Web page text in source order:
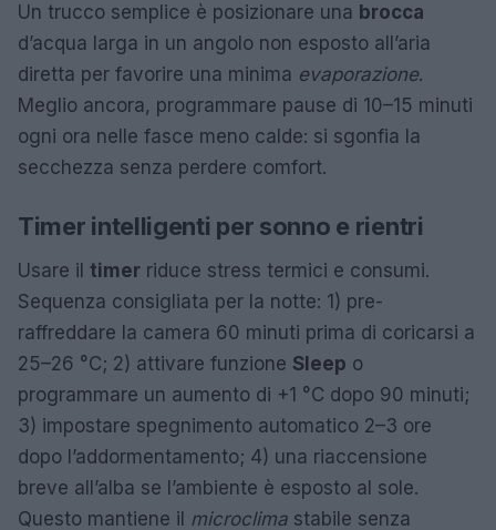
Un trucco semplice è posizionare una brocca
d’acqua larga in un angolo non esposto all’aria
diretta per favorire una minima evaporazione.
Meglio ancora, programmare pause di 10–15 minuti
ogni ora nelle fasce meno calde: si sgonfia la
secchezza senza perdere comfort.
Timer intelligenti per sonno e rientri
Usare il timer riduce stress termici e consumi.
Sequenza consigliata per la notte: 1) pre-
raffreddare la camera 60 minuti prima di coricarsi a
25–26 °C; 2) attivare funzione Sleep o
programmare un aumento di +1 °C dopo 90 minuti;
3) impostare spegnimento automatico 2–3 ore
dopo l’addormentamento; 4) una riaccensione
breve all’alba se l’ambiente è esposto al sole.
Questo mantiene il microclima stabile senza